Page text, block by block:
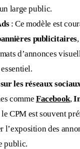
large public.
: Ce modèle est
publicitaires
d’annonces
les réseaux
comme Facebook,
le CPM est souvent
l’exposition des
public.